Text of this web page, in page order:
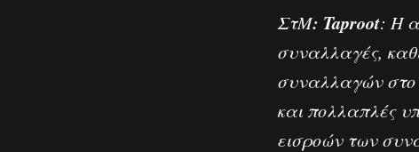
ΣτΜ: Taproot: Η
συναλλαγές,
συναλλαγών στο
και πολλαπλές
εισροών των